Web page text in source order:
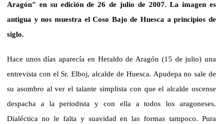
Aragón" en su edición de 26 de julio de 2007. La imagen es
antigua y nos muestra el Coso Bajo de Huesca a principios de
siglo.
Hace unos días aparecía en Heraldo de Aragón (15 de julio) una
entrevista con el Sr. Elboj, alcalde de Huesca. Apudepa no sale de
su asombro al ver el talante simplista con que el alcalde oscense
despacha a la periodista y con ella a todos los aragoneses.
Dialéctica no le falta y suavidad en las formas tampoco. Pura